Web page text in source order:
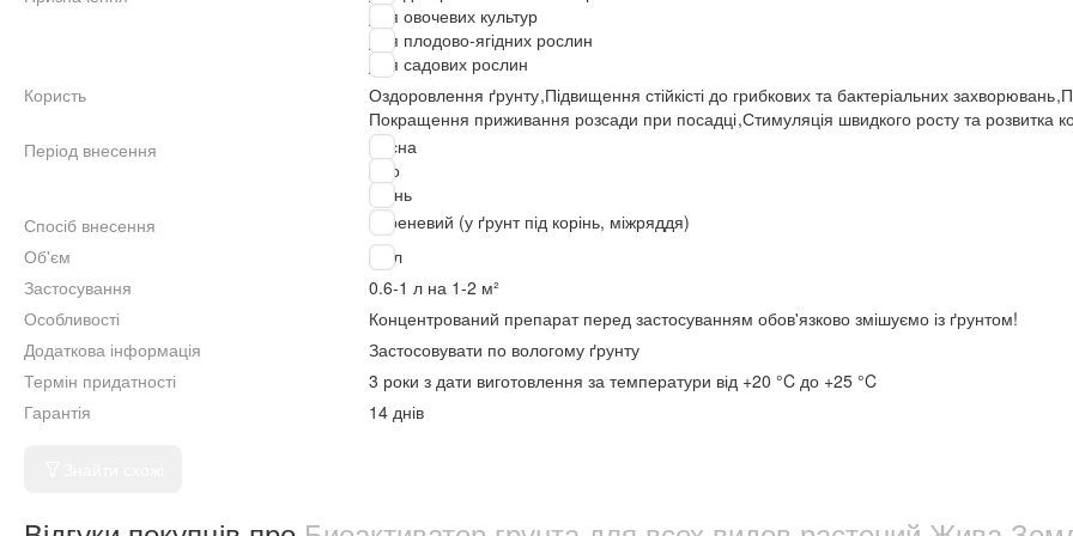
Для овочевих культур
Для плодово-ягідних рослин
Для садових рослин
Користь
Оздоровлення ґрунту,Підвищення стійкісті до грибкових та бактеріальних захворювань,
Покращення приживання розсади при посадці,Стимуляція швидкого росту та розвитка
Період внесення
Весна
Літо
Осінь
Спосіб внесення
Кореневий (у ґрунт під корінь, міжряддя)
Об'єм
20 л
Застосування
0.6-1 л на 1-2 м²
Особливості
Концентрований препарат перед застосуванням обов'язково змішуємо із ґрунтом!
Додаткова інформація
Застосовувати по вологому ґрунту
Термін придатності
3 роки з дати виготовлення за температури від +20 °C до +25 °C
Гарантія
14 днів